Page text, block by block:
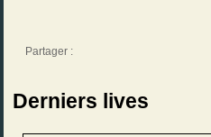
Partager :
Derniers lives